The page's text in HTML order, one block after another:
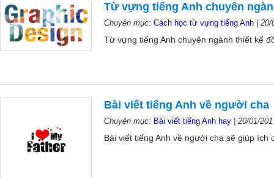
Từ vựng tiếng Anh chuyên
Chuyên mục: Cách học từ vựng tiếng Anh 20/
Từ vựng tiếng Anh chuyên ngành thiết kế
Bài viết tiếng Anh về người cha
Chuyên mục: Bài viết tiếng Anh hay 20/01/
Bài viết tiếng Anh về người cha sẽ giúp ích